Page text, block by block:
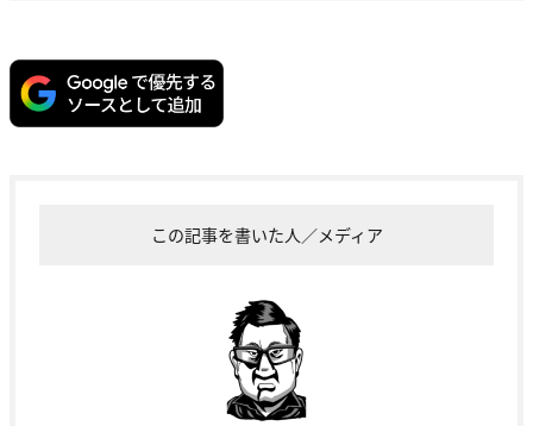
この記事を書いた人／メディア